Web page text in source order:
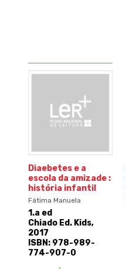
Diaebetes e a
escola da amizade :
história infantil
Fátima Manuela
1.a ed
Chiado Ed. Kids,
2017
ISBN: 978-989-
774-907-0